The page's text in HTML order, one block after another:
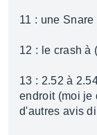
11 : une
12 : le crash à
13 : 2.52 à
endroit (moi je
d'autres avis